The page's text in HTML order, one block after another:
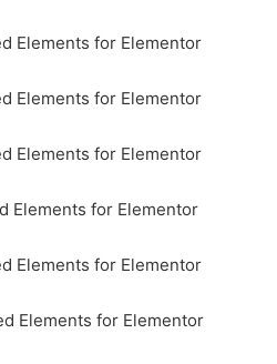
Elements for Elementor
Elements for Elementor
Elements for Elementor
Elements for Elementor
Elements for Elementor
Elements for Elementor